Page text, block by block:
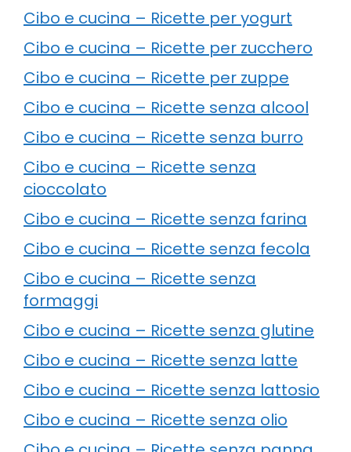
Cibo e cucina – Ricette per yogurt
Cibo e cucina – Ricette per zucchero
Cibo e cucina – Ricette per zuppe
Cibo e cucina – Ricette senza alcool
Cibo e cucina – Ricette senza burro
Cibo e cucina – Ricette senza
cioccolato
Cibo e cucina – Ricette senza farina
Cibo e cucina – Ricette senza fecola
Cibo e cucina – Ricette senza
formaggi
Cibo e cucina – Ricette senza glutine
Cibo e cucina – Ricette senza latte
Cibo e cucina – Ricette senza lattosio
Cibo e cucina – Ricette senza olio